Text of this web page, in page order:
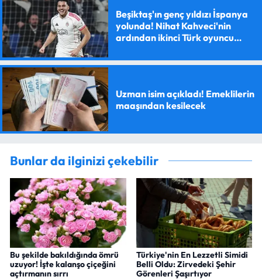
Beşiktaş'ın genç yıldızı İspanya
yolunda! Nihat Kahveci'nin
ardından ikinci Türk oyuncu
Uzman isim açıkladı! Emeklilerin
maaşından kesilecek
Bunlar da ilginizi çekebilir
Bu şekilde bakıldığında ömrü
uzuyor! İşte kalanşo çiçeğini
açtırmanın sırrı
Türkiye'nin En Lezzetli Simidi
Belli Oldu: Zirvedeki Şehir
Görenleri Şaşırtıyor